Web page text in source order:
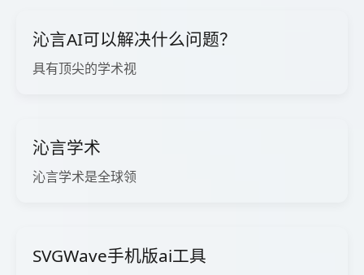
沁言AI可以解决什么问题？
具有顶尖的学术视
沁言学术
沁言学术是全球领
SVGWave手机版ai工具